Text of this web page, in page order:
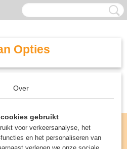
Opties
Over
gebruikt
voor verkeersanalyse, het
en het personaliseren van
verlenen we onze sociale